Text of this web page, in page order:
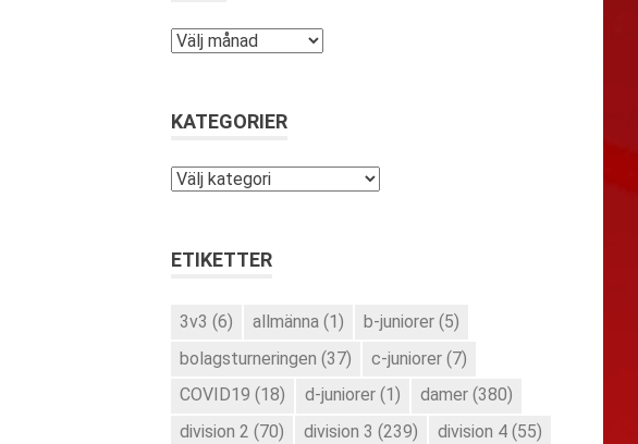
Arkiv
KATEGORIER
Kategorier
ETIKETTER
3v3 (6) allmänna (1) b-juniorer (5)
bolagsturneringen (37) c-juniorer (7)
COVID19 (18) d-juniorer (1) damer (380)
division 2 (70) division 3 (239) division 4 (55)